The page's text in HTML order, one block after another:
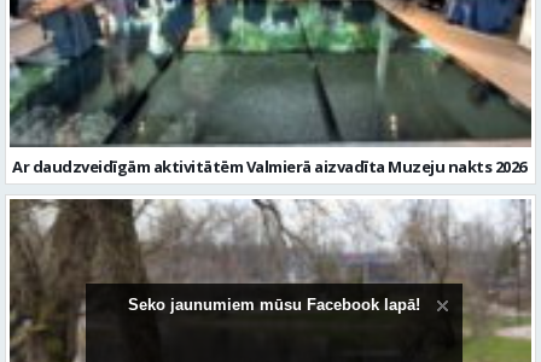
Ar daudzveidīgām aktivitātēm Valmierā aizvadīta Muzeju nakts 2026
Seko jaunumiem mūsu Facebook lapā!